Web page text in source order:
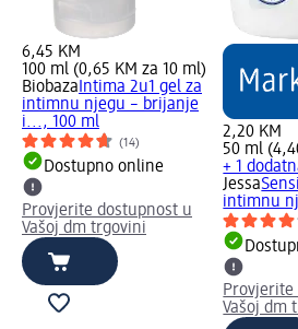
6,45 KM
100 ml (0,65 KM za 10 ml)
BiobazaIntima 2u1 gel za
intimnu njegu – brijanje
i..., 100 ml
(14)
Dostupno online
Provjerite dostupnost u
Vašoj dm trgovini
2,20 KM
50 ml
+ 1
Jessa
intimnu
Provjerite
Vašoj dm